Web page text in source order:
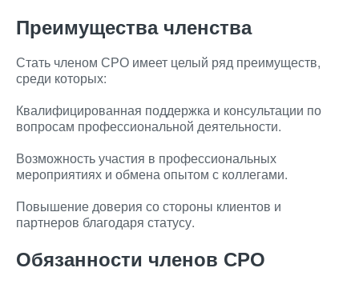
Преимущества членства
Стать членом СРО имеет целый ряд преимуществ,
среди которых:
Квалифицированная поддержка и консультации по
вопросам профессиональной деятельности.
Возможность участия в профессиональных
мероприятиях и обмена опытом с коллегами.
Повышение доверия со стороны клиентов и
партнеров благодаря статусу.
Обязанности членов СРО